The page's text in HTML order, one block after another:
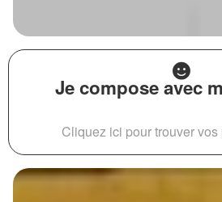
Je compose avec
Cliquez ici pour trouver vos